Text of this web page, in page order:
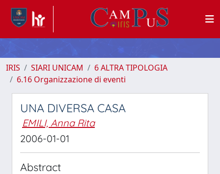
IRIS SIARI UNICAM
6 ALTRA TIPOLOGIA
6.16 Organizzazione di eventi
UNA DIVERSA CASA
EMILI, Anna Rita
2006-01-01
Abstract